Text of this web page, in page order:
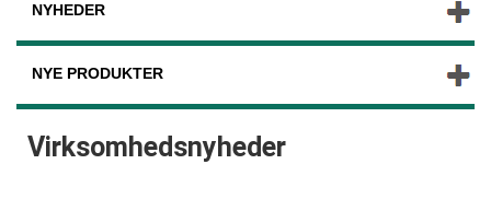
NYHEDER
NYE PRODUKTER
Virksomhedsnyheder